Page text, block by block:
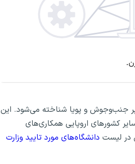
پر جنب‌وجوش و پویا شناخته می‌شود. این
کشورهای اروپایی همکاری‌های
در لیست دانشگاه‌های مورد تایید وزارت